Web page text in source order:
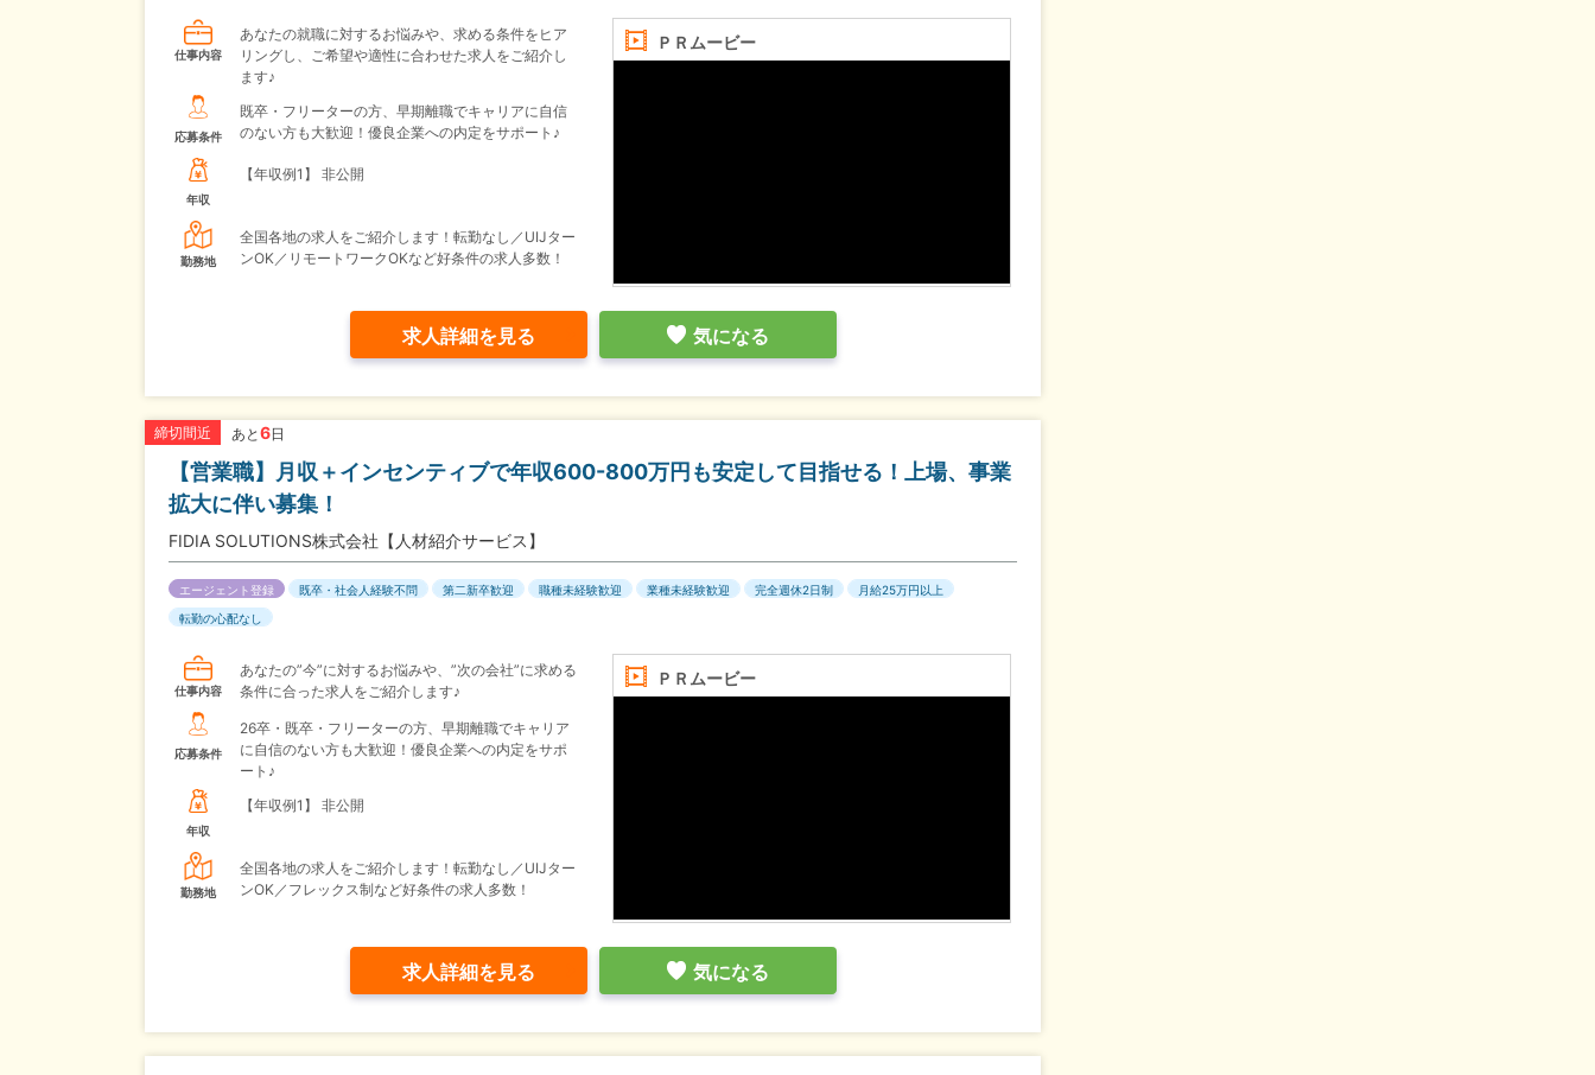
ＰＲムービー
仕事内容
あなたの就職に対するお悩みや、求める条件をヒア
リングし、ご希望や適性に合わせた求人をご紹介し
ます♪
応募条件
既卒・フリーターの方、早期離職でキャリアに自信
のない方も大歓迎！優良企業への内定をサポート♪
年収
【年収例1】 非公開
勤務地
全国各地の求人をご紹介します！転勤なし／UIJター
ンOK／リモートワークOKなど好条件の求人多数！
求人詳細を見る 気になる
締切間近 あと 6日
【営業職】月収＋インセンティブで年収600-800万円も安定して目指せる！上場、事業
拡大に伴い募集！
FIDIA SOLUTIONS株式会社【人材紹介サービス】
エージェント登録 既卒・社会人経験不問 第二新卒歓迎 職種未経験歓迎 業種未経験歓迎 完全週休2日制
月給25万円以上
転勤の心配なし
ＰＲムービー
仕事内容
あなたの”今”に対するお悩みや、”次の会社”に求める
条件に合った求人をご紹介します♪
応募条件
26卒・既卒・フリーターの方、早期離職でキャリア
に自信のない方も大歓迎！優良企業への内定をサポ
ート♪
年収
【年収例1】 非公開
勤務地
全国各地の求人をご紹介します！転勤なし／UIJター
ンOK／フレックス制など好条件の求人多数！
求人詳細を見る 気になる